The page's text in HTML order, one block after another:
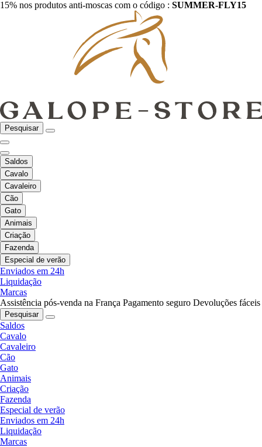
15% nos produtos anti-moscas com o código : SUMMER-FLY15
Pesquisar
Saldos
Cavalo
Cavaleiro
Cão
Gato
Animais
Criação
Fazenda
Especial de verão
Enviados em 24h
Liquidação
Marcas
Assistência pós-venda na França Pagamento seguro Devoluções fáceis
Pesquisar
Saldos
Cavalo
Cavaleiro
Cão
Gato
Animais
Criação
Fazenda
Especial de verão
Enviados em 24h
Liquidação
Marcas